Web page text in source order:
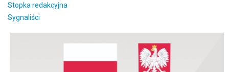
Stopka redakcyjna
Sygnaliści